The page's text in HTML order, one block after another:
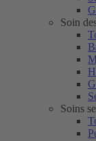
Soin
Soins